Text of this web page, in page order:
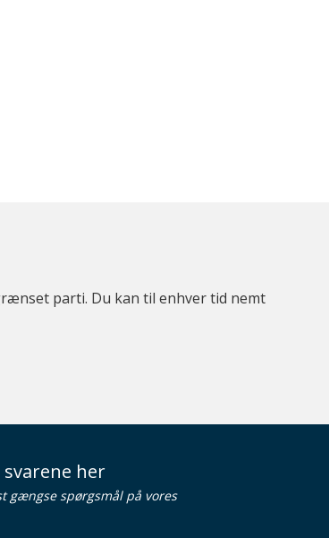
parti. Du kan til enhver tid nemt
her
gængse spørgsmål på vores